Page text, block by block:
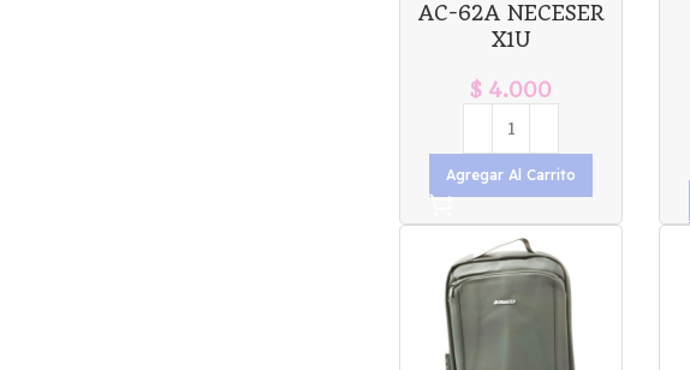
AC-62A NECESER
X1U
$ 4.000
Agregar Al Carrito